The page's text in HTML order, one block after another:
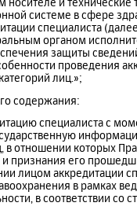
системе в сфере
специалиста
органом
защиты
проведения
лиц.»;
содержания:
специалиста с
отношении которых
признания его
лицом аккредитации
в рамках
в соответствии со